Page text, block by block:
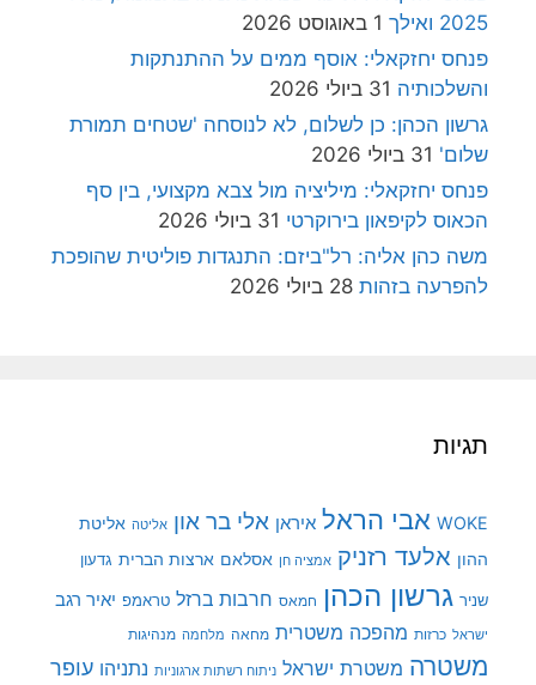
2025 ואילך
1 באוגוסט 2026
פנחס יחזקאלי: אוסף ממים על ההתנתקות
והשלכותיה 31 ביולי 2026
גרשון הכהן: כן לשלום, לא לנוסחה 'שטחים תמורת
שלום' 31 ביולי 2026
פנחס יחזקאלי: מיליציה מול צבא מקצועי, בין סף
הכאוס לקיפאון בירוקרטי 31 ביולי 2026
משה כהן אליה: רל"ביזם: התנגדות פוליטית שהופכת
להפרעה בזהות 28 ביולי 2026
תגיות
WOKE אבי הראל איראן אלי בר און אליטה אליטת
ההון אלעד רזניק אמציה חן אסלאם ארצות הברית גדעון
שניר גרשון הכהן חמאס חרבות ברזל טראמפ יאיר רגב
ישראל כרזות מהפכה משטרית מחאה מלחמה מנהיגות
משטרה משטרת ישראל ניתוח רשתות ארגוניות נתניהו עופר